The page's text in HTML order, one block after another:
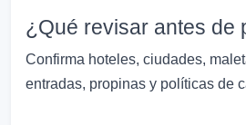
¿Qué revisar antes de
Confirma hoteles, ciudades,
entradas, propinas y políticas de